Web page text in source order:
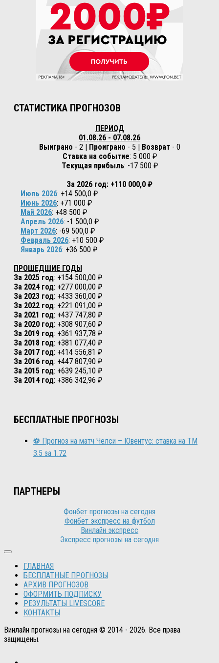
СТАТИСТИКА ПРОГНОЗОВ
ПЕРИОД
01.08.26 - 07.08.26
Выиграно - 2 | Проиграно - 5 | Возврат- 0
Ставка на событие: 5 000 ₽
Текущая прибыль: -17 500 ₽
За 2026 год: +110 000,0 ₽
Июль 2026: +14 500,0 ₽
Июнь 2026: +71 000 ₽
Май 2026: +48 500 ₽
Апрель 2026: -1 500,0 ₽
Март 2026: -69 500,0 ₽
Февраль 2026: +10 500 ₽
Январь 2026: +36 500 ₽
ПРОШЕДШИЕ ГОДЫ
За 2025 год: +154 500,00 ₽
За 2024 год: +277 000,00 ₽
За 2023 год: +433 360,00 ₽
За 2022 год: +221 091,00 ₽
За 2021 год: +437 747,80 ₽
За 2020 год: +308 907,60 ₽
За 2019 год: +361 937,78 ₽
За 2018 год: +381 077,40 ₽
За 2017 год: +414 556,81 ₽
За 2016 год: +447 807,90 ₽
За 2015 год: +639 245,10 ₽
За 2014 год: +386 342,96 ₽
БЕСПЛАТНЫЕ ПРОГНОЗЫ
⚽ Прогноз на матч Челси – Ювентус: ставка на ТМ
3.5 за 1.72
ПАРТНЕРЫ
Фонбет прогнозы на сегодня
Фонбет экспресс на футбол
Винлайн экспресс
Экспресс прогнозы на сегодня
ГЛАВНАЯ
БЕСПЛАТНЫЕ ПРОГНОЗЫ
АРХИВ ПРОГНОЗОВ
ОФОРМИТЬ ПОДПИСКУ
РЕЗУЛЬТАТЫ LIVESCORE
КОНТАКТЫ
Винлайн прогнозы на сегодня © 2014 - 2026. Все права
защищены.